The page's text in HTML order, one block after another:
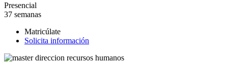
Presencial
37 semanas
Matricúlate
Solicita información